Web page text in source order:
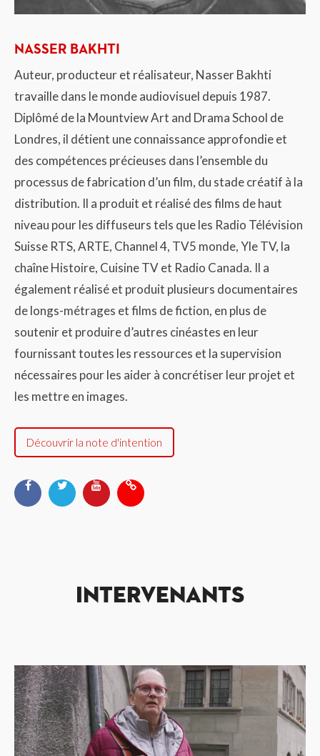
NASSER BAKHTI
Auteur, producteur et réalisateur, Nasser Bakhti
travaille dans le monde audiovisuel depuis 1987.
Diplômé de la Mountview Art and Drama School de
Londres, il détient une connaissance approfondie et
des compétences précieuses dans l’ensemble du
processus de fabrication d’un film, du stade créatif à la
distribution. Il a produit et réalisé des films de haut
niveau pour les diffuseurs tels que les Radio Télévision
Suisse RTS, ARTE, Channel 4, TV5 monde, Yle TV, la
chaîne Histoire, Cuisine TV et Radio Canada. Il a
également réalisé et produit plusieurs documentaires
de longs-métrages et films de fiction, en plus de
soutenir et produire d’autres cinéastes en leur
fournissant toutes les ressources et la supervision
nécessaires pour les aider à concrétiser leur projet et
les mettre en images.
Découvrir la note d'intention
INTERVENANTS